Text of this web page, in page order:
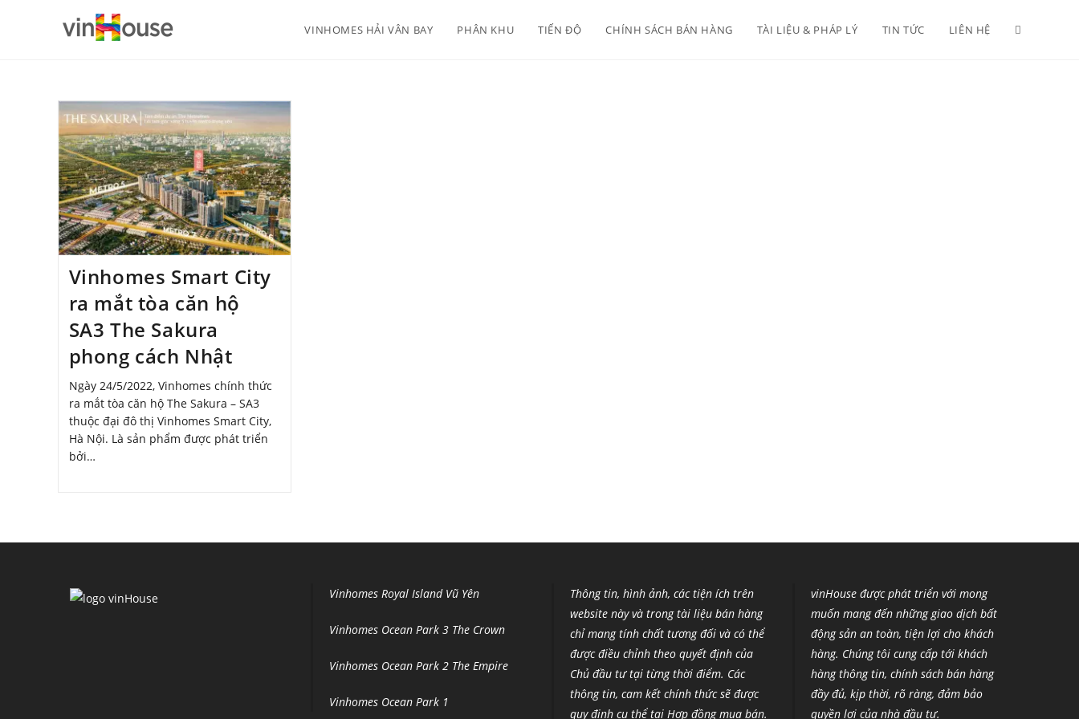
VINHOMES HẢI VÂN BAY PHÂN KHU TIẾN ĐỘ CHÍNH SÁCH BÁN HÀNG TÀI LIỆU & PHÁP LÝ TIN TỨC LIÊN HỆ
Vinhomes Smart City
ra mắt tòa căn hộ
SA3 The Sakura
phong cách Nhật
Ngày 24/5/2022, Vinhomes chính thức
ra mắt tòa căn hộ The Sakura – SA3
thuộc đại đô thị Vinhomes Smart City,
Hà Nội. Là sản phẩm được phát triển
bởi…
Vinhomes Royal Island Vũ Yên
Vinhomes Ocean Park 3 The Crown
Vinhomes Ocean Park 2 The Empire
Vinhomes Ocean Park 1
Thông tin, hình ảnh, các tiện ích trên
website này và trong tài liệu bán hàng
chỉ mang tính chất tương đối và có thể
được điều chỉnh theo quyết định của
Chủ đầu tư tại từng thời điểm. Các
thông tin, cam kết chính thức sẽ được
quy định cụ thể tại Hợp đồng mua bán.
vinHouse được phát triển với mong
muốn mang đến những giao dịch bất
động sản an toàn, tiện lợi cho khách
hàng. Chúng tôi cung cấp tới khách
hàng thông tin, chính sách bán hàng
đầy đủ, kịp thời, rõ ràng, đảm bảo
quyền lợi của nhà đầu tư.